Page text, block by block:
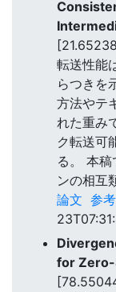
転送性能
らつきを
方法やテ
れた重み
ク転送可
る。 本
ンの相互
論文 参
for Zero-